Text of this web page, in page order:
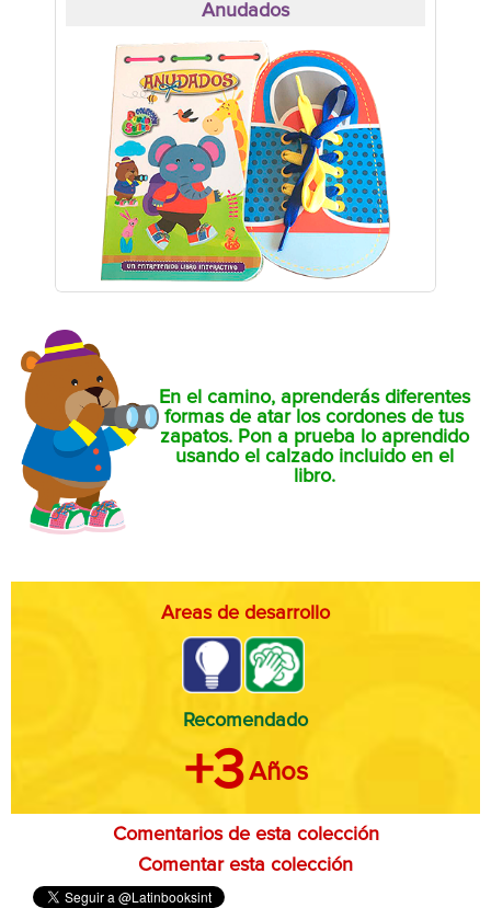
Anudados
En el camino, aprenderás diferentes
formas de atar los cordones de tus
zapatos. Pon a prueba lo aprendido
usando el calzado incluido en el
libro.
Areas de desarrollo
Recomendado
+3Años
Comentarios de esta colección
Comentar esta colección